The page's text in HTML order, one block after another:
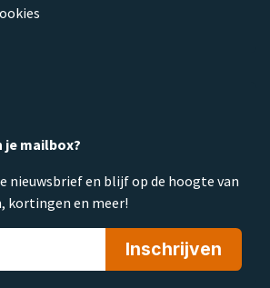
je mailbox?
nieuwsbrief en blijf op de hoogte van
kortingen en meer!
Inschrijven